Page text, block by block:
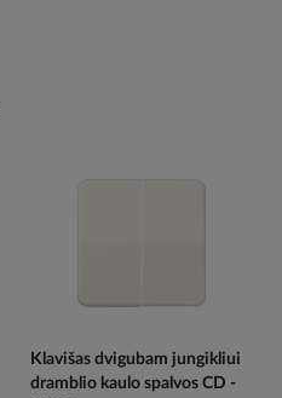
Klavišas dvigubam jungikliui
dramblio kaulo spalvos CD -